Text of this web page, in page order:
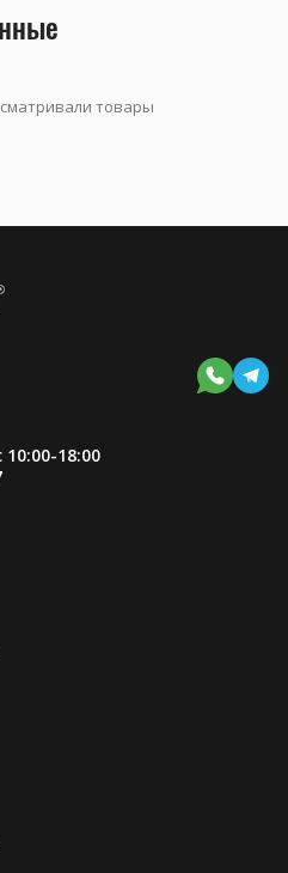
товары
10:00-18:00